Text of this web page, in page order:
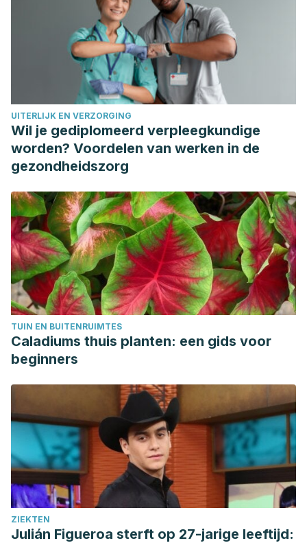
varieties grown in a warm climate. Journal of Food
Composition and Analysis,19 (6-7), 687-693.
https://www.sciencedirect.com/science/article/abs/pii/
via%3Dihub
Weseler, A. R., & Bast, A.(2017). Masquelier’s grape
seed extract: from basic flavonoid research to a well-
characterized food supplement with health benefits.
Nutrition journal
https://www.ncbi.nlm.nih.gov/pubmed/28103873
health benefits, and industrial applications of grape seeds:
A mini-review.Antioxidants,6(3), 71.
https://www.ncbi.nlm.nih.gov/pmc/articles/PMC5618099/
Zhang, H., Liu, S., Li, L., Liu, S., Liu, S., Mi, J., & Tian, G.
(2016). The impact of grape seed extract treatment on
blood pressure changes: A meta-analysis of 16 randomized
controlled trials.Medicine,95(33).
https://www.ncbi.nlm.nih.gov/pmc/articles/PMC5370781/
UITERLIJK EN VERZORGING
Wil je gediplomeerd verpleegkundige
worden? Voordelen van werken in de
gezondheidszorg
TUIN EN BUITENRUIMTES
Caladiums thuis planten: een gids voor
beginners
ZIEKTEN
Julián Figueroa sterft op 27-jarige leeftijd: